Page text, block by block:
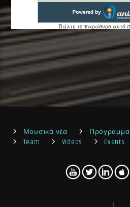
Μουσικά νέα Πρόγραμμα
Team
Videos Events